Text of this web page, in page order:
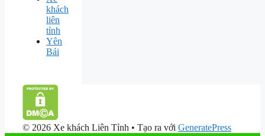
khách
liên
tỉnh
Yên
Bái
© 2026 Xe khách Liên Tỉnh • Tạo ra với GeneratePress